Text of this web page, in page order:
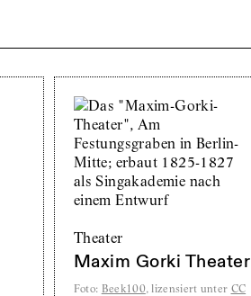
Theater
Maxim Gorki Theater
Foto: Beek100, lizensiert unter CC